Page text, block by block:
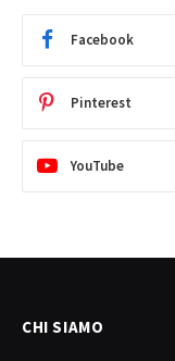
Facebook
Pinterest
YouTube
CHI SIAMO